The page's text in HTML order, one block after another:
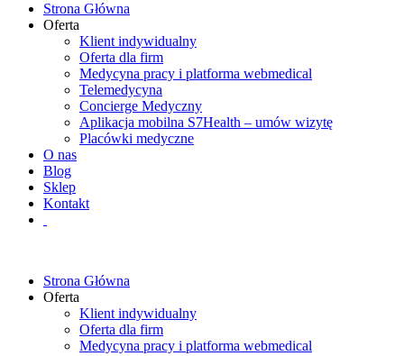
Strona Główna
Oferta
Klient indywidualny
Oferta dla firm
Medycyna pracy i platforma webmedical
Telemedycyna
Concierge Medyczny
Aplikacja mobilna S7Health – umów wizytę
Placówki medyczne
O nas
Blog
Sklep
Kontakt
Strona Główna
Oferta
Klient indywidualny
Oferta dla firm
Medycyna pracy i platforma webmedical